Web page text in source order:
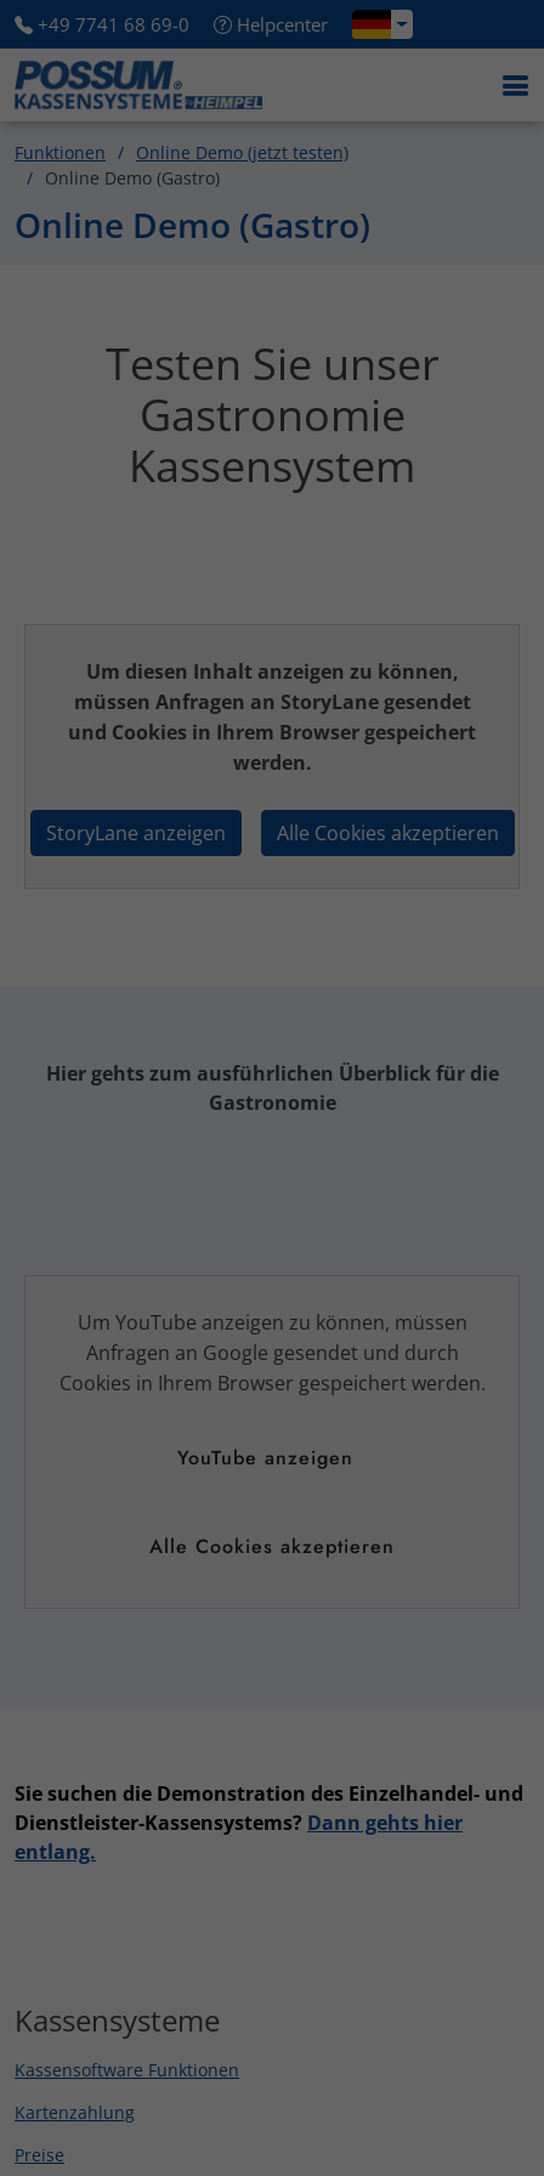
+49 7741 68 69-0 Helpcenter
Funktionen
Online Demo (jetzt testen)
Online Demo (Gastro)
Online Demo (Gastro)
Testen Sie unser
Gastronomie
Kassensystem
Um diesen Inhalt anzeigen zu können,
müssen Anfragen an StoryLane gesendet
und Cookies in Ihrem Browser gespeichert
werden.
Hier gehts zum ausführlichen Überblick für die
Gastronomie
Um YouTube anzeigen zu können, müssen
Anfragen an Google gesendet und durch
Cookies in Ihrem Browser gespeichert werden.
Sie suchen die Demonstration des Einzelhandel- und
Dienstleister-Kassensystems? Dann gehts hier
entlang.
Kassensysteme
Kassensoftware Funktionen
Kartenzahlung
Preise